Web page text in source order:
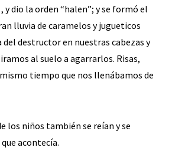
y dio la orden “halen”; y se formó el
lluvia de caramelos y jugueticos
destructor en nuestras cabezas y
al suelo a agarrarlos. Risas,
tiempo que nos llenábamos de
los niños también se reían y se
acontecía.